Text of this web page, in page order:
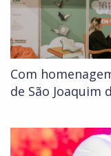
Com
de São Joaquim